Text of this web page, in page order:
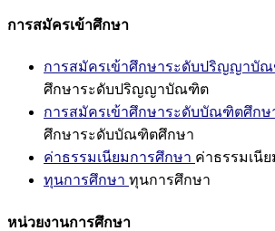
การสมัครเข้าศึกษา
การสมัครเข้าศึกษาระดับปริญญาบั
ศึกษาระดับปริญญาบัณฑิต
การสมัครเข้าศึกษาระดับบัณฑิตศึกษ
ศึกษาระดับบัณฑิตศึกษา
ค่าธรรมเนียมการศึกษา ค่าธรรมเนี
ทุนการศึกษา ทุนการศึกษา
หน่วยงานการศึกษา